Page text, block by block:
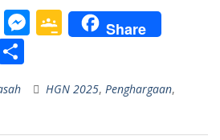
T M
e
n
G
o
gl
e
Share
h
ar
e
HGN 2025, Penghargaan,